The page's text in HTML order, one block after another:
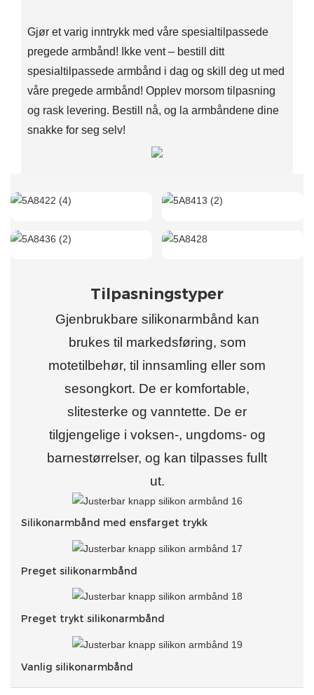
Gjør et varig inntrykk med våre spesialtilpassede
pregede armbånd! Ikke vent – bestill ditt
spesialtilpassede armbånd i dag og skill deg ut med
våre pregede armbånd! Opplev morsom tilpasning
og rask levering. Bestill nå, og la armbåndene dine
snakke for seg selv!
Tilpasningstyper
Gjenbrukbare silikonarmbånd kan
brukes til markedsføring, som
motetilbehør, til innsamling eller som
sesongkort. De er komfortable,
slitesterke og vanntette. De er
tilgjengelige i voksen-, ungdoms- og
barnestørrelser, og kan tilpasses fullt
ut.
Silikonarmbånd med ensfarget trykk
Preget silikonarmbånd
Preget trykt silikonarmbånd
Vanlig silikonarmbånd